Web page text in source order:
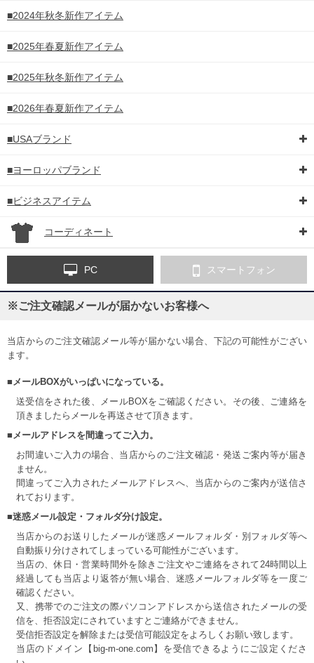
■2024年秋冬新作アイテム
■2025年春夏新作アイテム
■2025年秋冬新作アイテム
■2026年春夏新作アイテム
■USAブランド
■ヨーロッパブランド
■ビジネスアイテム
コーディネート
PC スマートフォン
※ご注文確認メールが届かないお客様へ
当店からのご注文確認メール等が届かない場合、下記の可能性がござい
ます。
■メールBOXがいっぱいになっている。
送受信をされた後、メールBOXをご確認ください。その後、ご連絡を
頂きましたらメールを再送させて頂きます。
■メールアドレスを間違ってご入力。
お間違いご入力の場合、当店からのご注文確認・発送ご案内等が届き
ません。
間違ってご入力されたメールアドレスへ、当店からのご案内が送信さ
れております。
■迷惑メール設定・フォルダ分け設定。
当店からのお送りしたメールが迷惑メールフォルダ・別フォルダ等へ
自動振り分けされてしまっている可能性がございます。
当店の、休日・営業時間外を除きご注文やご連絡をされて24時間以上
経過しても当店より返答が無い場合、迷惑メールフォルダ等を一度ご
確認ください。
又、携帯でのご注文の際パソコンアドレスから送信されたメールの受
信を、拒否設定にされていますとご連絡ができません。
受信拒否設定を解除または受信可能設定をよろしくお願い致します。
当店のドメイン【big-m-one.com】を受信できるようにご設定くださ